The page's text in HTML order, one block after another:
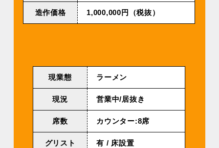
造作価格 1,000,000円（税抜）
現業態 ラーメン
現況 営業中/居抜き
席数 カウンター:8席
グリスト 有 / 床設置